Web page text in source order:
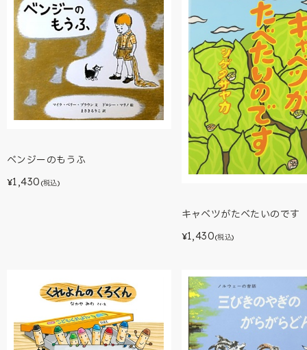
ベンジーのもうふ
¥1,430 (税込)
キャベツがたべたいのです
¥1,430(税込)